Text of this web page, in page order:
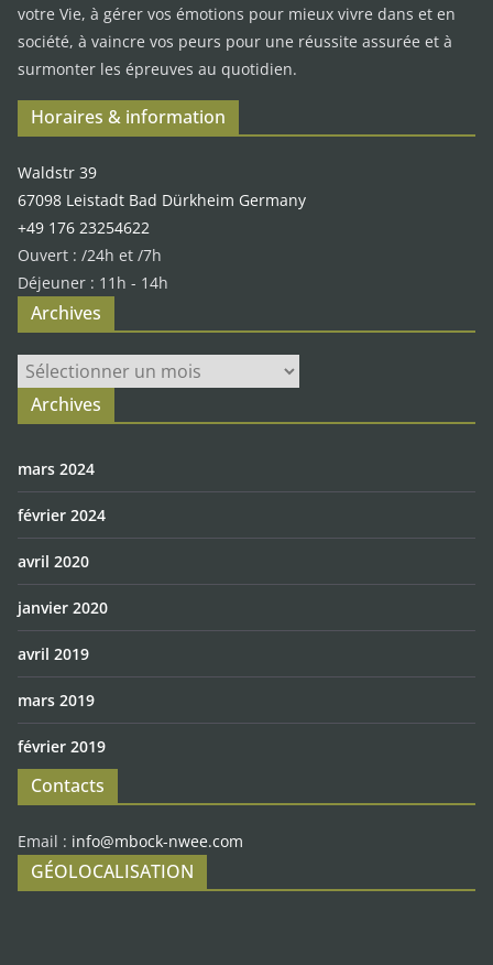
votre Vie, à gérer vos émotions pour mieux vivre dans et en
société, à vaincre vos peurs pour une réussite assurée et à
surmonter les épreuves au quotidien.
Horaires & information
Waldstr 39
67098 Leistadt Bad Dürkheim Germany
+49 176 23254622
Ouvert : /24h et /7h
Déjeuner : 11h - 14h
Archives
Archives
Archives
mars 2024
février 2024
avril 2020
janvier 2020
avril 2019
mars 2019
février 2019
Contacts
Email : info@mbock-nwee.com
GÉOLOCALISATION